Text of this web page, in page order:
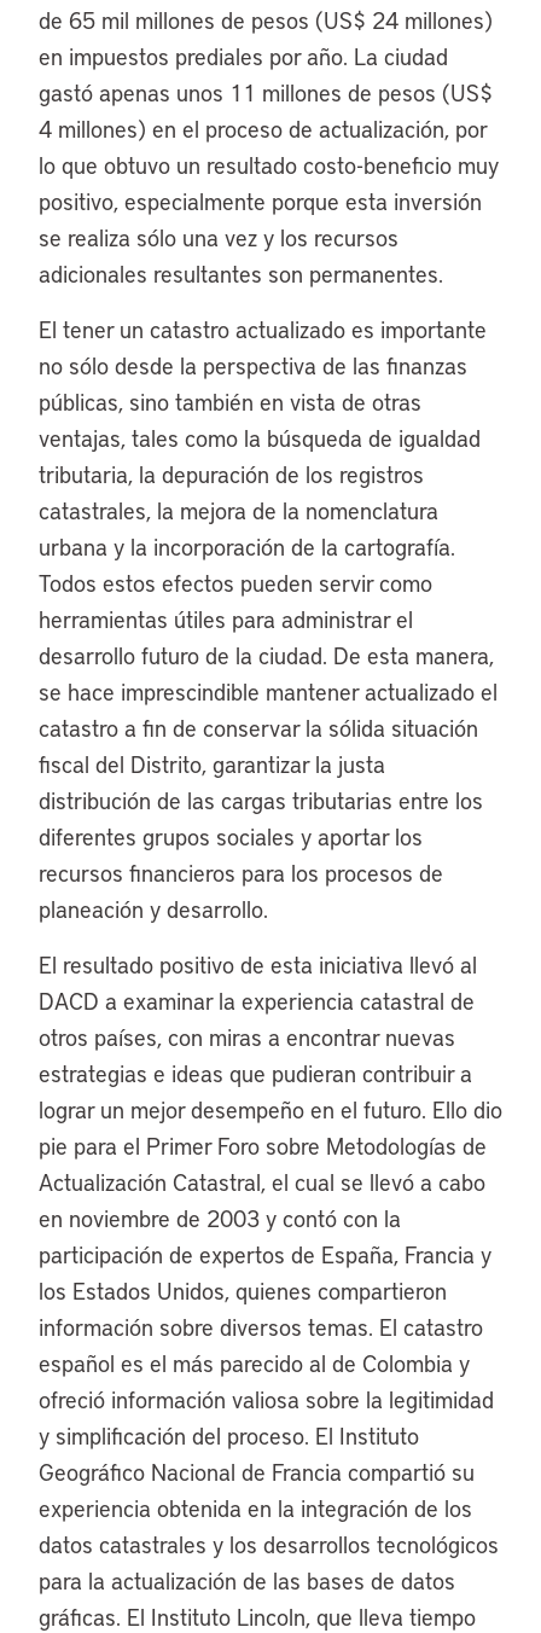
de 65 mil millones de pesos (US$ 24 millones)
en impuestos prediales por año. La ciudad
gastó apenas unos 11 millones de pesos (US$
4 millones) en el proceso de actualización, por
lo que obtuvo un resultado costo-beneficio muy
positivo, especialmente porque esta inversión
se realiza sólo una vez y los recursos
adicionales resultantes son permanentes.
El tener un catastro actualizado es importante
no sólo desde la perspectiva de las finanzas
públicas, sino también en vista de otras
ventajas, tales como la búsqueda de igualdad
tributaria, la depuración de los registros
catastrales, la mejora de la nomenclatura
urbana y la incorporación de la cartografía.
Todos estos efectos pueden servir como
herramientas útiles para administrar el
desarrollo futuro de la ciudad. De esta manera,
se hace imprescindible mantener actualizado el
catastro a fin de conservar la sólida situación
fiscal del Distrito, garantizar la justa
distribución de las cargas tributarias entre los
diferentes grupos sociales y aportar los
recursos financieros para los procesos de
planeación y desarrollo.
El resultado positivo de esta iniciativa llevó al
DACD a examinar la experiencia catastral de
otros países, con miras a encontrar nuevas
estrategias e ideas que pudieran contribuir a
lograr un mejor desempeño en el futuro. Ello dio
pie para el Primer Foro sobre Metodologías de
Actualización Catastral, el cual se llevó a cabo
en noviembre de 2003 y contó con la
participación de expertos de España, Francia y
los Estados Unidos, quienes compartieron
información sobre diversos temas. El catastro
español es el más parecido al de Colombia y
ofreció información valiosa sobre la legitimidad
y simplificación del proceso. El Instituto
Geográfico Nacional de Francia compartió su
experiencia obtenida en la integración de los
datos catastrales y los desarrollos tecnológicos
para la actualización de las bases de datos
gráficas. El Instituto Lincoln, que lleva tiempo